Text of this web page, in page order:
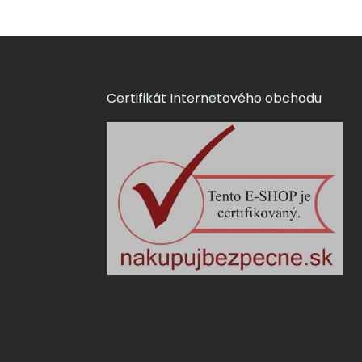
Certifikát Internetového obchodu